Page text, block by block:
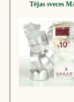
Tējas sveces